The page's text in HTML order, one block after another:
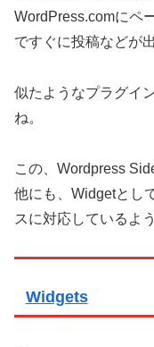
WordPress.comにペ
ですぐに投稿などが
似たようなプラグイ
ね。
この、Wordpress
他にも、Widgetとし
スに対応しているよ
Widgets